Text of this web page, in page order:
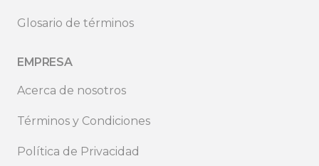
Glosario de términos
EMPRESA
Acerca de nosotros
Términos y Condiciones
Política de Privacidad